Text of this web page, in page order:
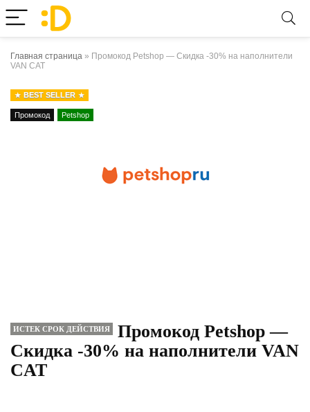
Главная страница » Промокод Petshop — Скидка -30% на наполнители
VAN CAT
BEST SELLER
Промокод Petshop
ИСТЕК СРОК ДЕЙСТВИЯ
Промокод Petshop —
Скидка -30% на наполнители VAN
CAT